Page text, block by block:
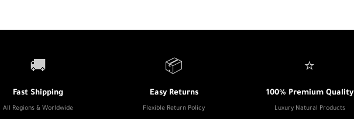
🚚
Fast Shipping
All Regions & Worldwide
📦
Easy Returns
Flexible Return Policy
⭐
100% Premium Quality
Luxury Natural Products